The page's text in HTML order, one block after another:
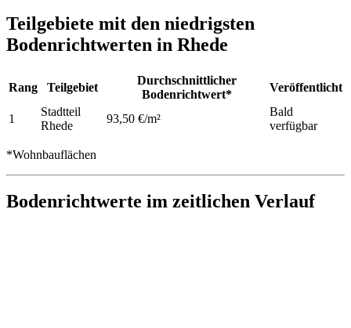
Teilgebiete mit den niedrigsten
Bodenrichtwerten in Rhede
Rang Teilgebiet
Durchschnittlicher
Bodenrichtwert*
Veröffentlicht
1
Stadtteil
Rhede
93,50 €/m²
Bald
verfügbar
*Wohnbauflächen
Bodenrichtwerte im zeitlichen Verlauf